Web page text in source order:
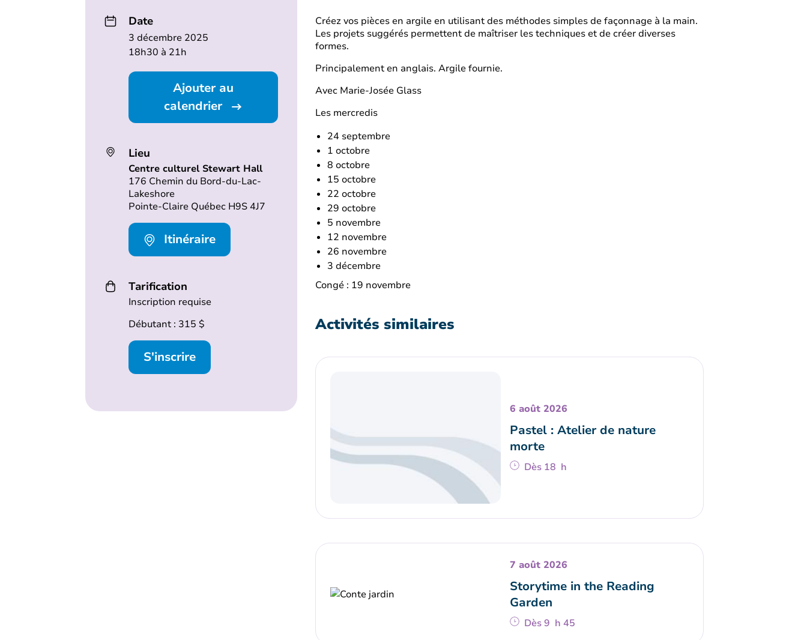
Date
3 décembre 2025
18h30 à 21h
Ajouter au
calendrier
Lieu
Centre culturel Stewart Hall
176 Chemin du Bord-du-Lac-
Lakeshore
Pointe-Claire Québec H9S 4J7
Itinéraire
Tarification
Inscription requise
Débutant : 315 $
S'inscrire
Créez vos pièces en argile en utilisant des méthodes simples de façonnage à la main.
Les projets suggérés permettent de maîtriser les techniques et de créer diverses
formes.
Principalement en anglais. Argile fournie.
Avec Marie-Josée Glass
Les mercredis
24 septembre
1 octobre
8 octobre
15 octobre
22 octobre
29 octobre
5 novembre
12 novembre
26 novembre
3 décembre
Congé : 19 novembre
Activités similaires
6 août 2026
Pastel : Atelier de nature
morte
Dès 18 h
7 août 2026
Storytime in the Reading
Garden
Dès 9 h 45